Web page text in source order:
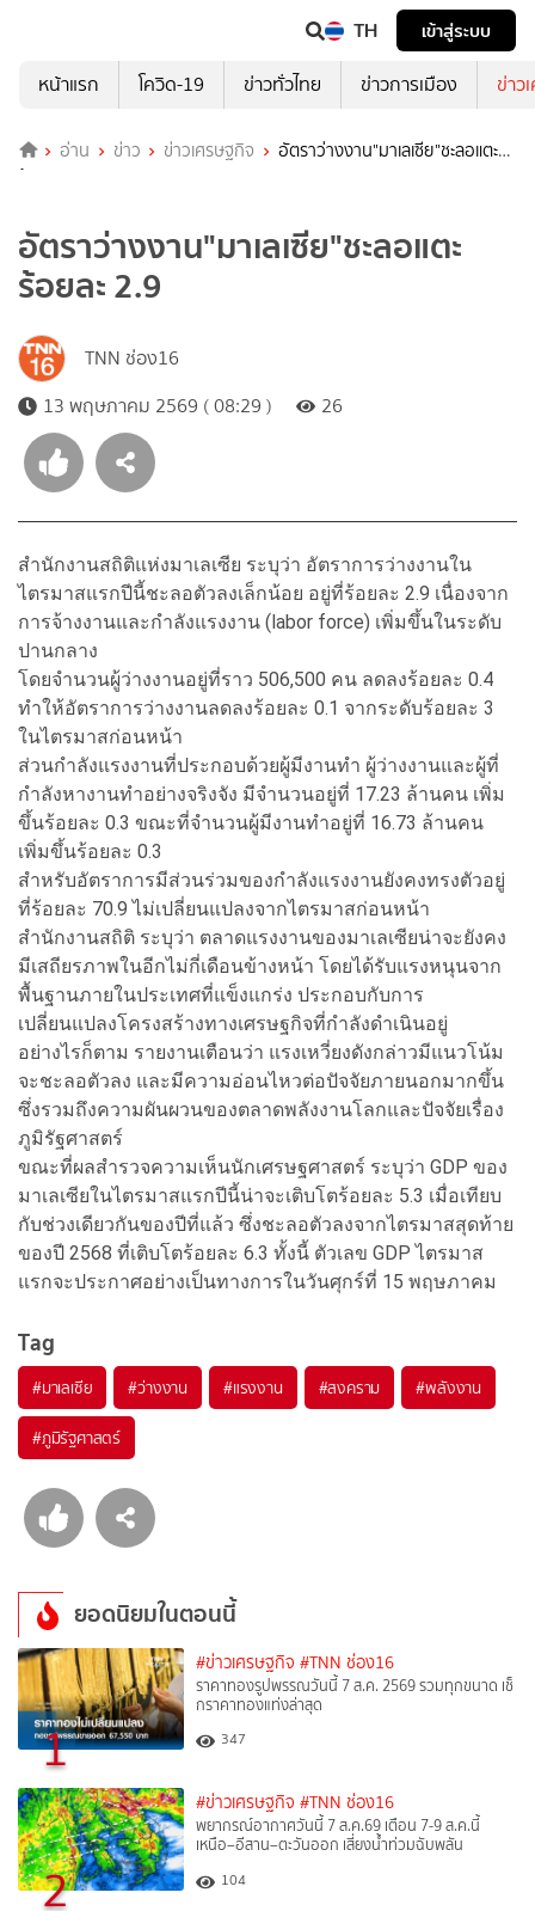
TH
เข้าสู่ระบบ
หน้าแรก
โควิด-19 ข่าวทั่วไทย ข่าวการเมือง ข่าว
อ่าน ข่าว ข่าวเศรษฐกิจ
อัตราว่างงาน"มาเลเซีย"ชะลอแตะ
ร้อยละ 2.9
อัตราว่างงาน"มาเลเซีย"ชะลอแตะ
ร้อยละ 2.9
TNN ช่อง16
13 พฤษภาคม 2569 ( 08:29 )
26
สำนักงานสถิติแห่งมาเลเซีย ระบุว่า อัตราการว่างงานใน
ไตรมาสแรกปีนี้ชะลอตัวลงเล็กน้อย อยู่ที่ร้อยละ 2.9 เนื่องจาก
การจ้างงานและกำลังแรงงาน (labor force) เพิ่มขึ้นในระดับ
ปานกลาง
โดยจำนวนผู้ว่างงานอยู่ที่ราว 506,500 คน ลดลงร้อยละ 0.4
ทำให้อัตราการว่างงานลดลงร้อยละ 0.1 จากระดับร้อยละ 3
ในไตรมาสก่อนหน้า
ส่วนกำลังแรงงานที่ประกอบด้วยผู้มีงานทำ ผู้ว่างงานและผู้ที่
กำลังหางานทำอย่างจริงจัง มีจำนวนอยู่ที่ 17.23 ล้านคน เพิ่ม
ขึ้นร้อยละ 0.3 ขณะที่จำนวนผู้มีงานทำอยู่ที่ 16.73 ล้านคน
เพิ่มขึ้นร้อยละ 0.3
สำหรับอัตราการมีส่วนร่วมของกำลังแรงงานยังคงทรงตัวอยู่
ที่ร้อยละ 70.9 ไม่เปลี่ยนแปลงจากไตรมาสก่อนหน้า
สำนักงานสถิติ ระบุว่า ตลาดแรงงานของมาเลเซียน่าจะยังคง
มีเสถียรภาพในอีกไม่กี่เดือนข้างหน้า โดยได้รับแรงหนุนจาก
พื้นฐานภายในประเทศที่แข็งแกร่ง ประกอบกับการ
เปลี่ยนแปลงโครงสร้างทางเศรษฐกิจที่กำลังดำเนินอยู่
อย่างไรก็ตาม รายงานเตือนว่า แรงเหวี่ยงดังกล่าวมีแนวโน้ม
จะชะลอตัวลง และมีความอ่อนไหวต่อปัจจัยภายนอกมากขึ้น
ซึ่งรวมถึงความผันผวนของตลาดพลังงานโลกและปัจจัยเรื่อง
ภูมิรัฐศาสตร์
ขณะที่ผลสำรวจความเห็นนักเศรษฐศาสตร์ ระบุว่า GDP ของ
มาเลเซียในไตรมาสแรกปีนี้น่าจะเติบโตร้อยละ 5.3 เมื่อเทียบ
กับช่วงเดียวกันของปีที่แล้ว ซึ่งชะลอตัวลงจากไตรมาสสุดท้าย
ของปี 2568 ที่เติบโตร้อยละ 6.3 ทั้งนี้ ตัวเลข GDP ไตรมาส
แรกจะประกาศอย่างเป็นทางการในวันศุกร์ที่ 15 พฤษภาคม
Tag
#มาเลเซีย #ว่างงาน #แรงงาน #สงคราม #พลังงาน
#ภูมิรัฐศาสตร์
ยอดนิยมในตอนนี้
1
#ข่าวเศรษฐกิจ #TNN ช่อง16
ราคาทองรูปพรรณวันนี้ 7 ส.ค. 2569 รวมทุกขนาด เช็
กราคาทองแท่งล่าสุด
347
2
#ข่าวเศรษฐกิจ #TNN ช่อง16
พยากรณ์อากาศวันนี้ 7 ส.ค.69 เตือน 7-9 ส.ค.นี้
เหนือ–อีสาน–ตะวันออก เสี่ยงน้ำท่วมฉับพลัน
104